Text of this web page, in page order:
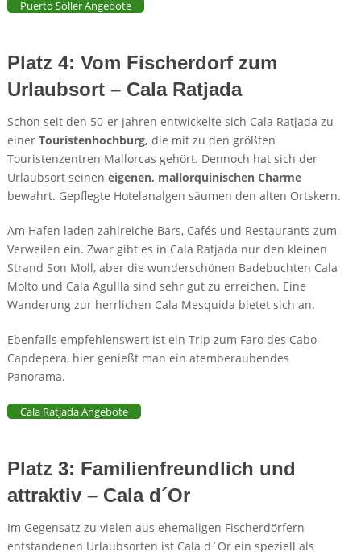
Puerto Sóller Angebote
Platz 4: Vom Fischerdorf zum
Urlaubsort – Cala Ratjada
Schon seit den 50-er Jahren entwickelte sich Cala Ratjada zu
einer Touristenhochburg, die mit zu den größten
Touristenzentren Mallorcas gehört. Dennoch hat sich der
Urlaubsort seinen eigenen, mallorquinischen Charme
bewahrt. Gepflegte Hotelanalgen säumen den alten Ortskern.
Am Hafen laden zahlreiche Bars, Cafés und Restaurants zum
Verweilen ein. Zwar gibt es in Cala Ratjada nur den kleinen
Strand Son Moll, aber die wunderschönen Badebuchten Cala
Molto und Cala Agullla sind sehr gut zu erreichen. Eine
Wanderung zur herrlichen Cala Mesquida bietet sich an.
Ebenfalls empfehlenswert ist ein Trip zum Faro des Cabo
Capdepera, hier genießt man ein atemberaubendes
Panorama.
Cala Ratjada Angebote
Platz 3: Familienfreundlich und
attraktiv – Cala d´Or
Im Gegensatz zu vielen aus ehemaligen Fischerdörfern
entstandenen Urlaubsorten ist Cala d´Or ein speziell als